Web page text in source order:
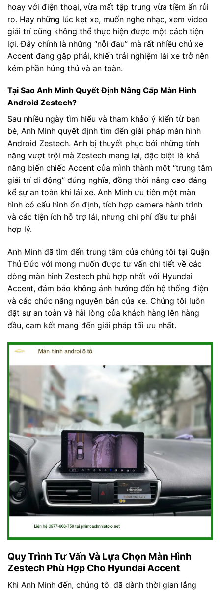
hoay với điện thoại, vừa mất tập trung vừa tiềm ẩn rủi
ro. Hay những lúc kẹt xe, muốn nghe nhạc, xem video
giải trí cũng không thể thực hiện được một cách tiện
lợi. Đây chính là những “nỗi đau” mà rất nhiều chủ xe
Accent đang gặp phải, khiến trải nghiệm lái xe trở nên
kém phần hứng thú và an toàn.
Tại Sao Anh Minh Quyết Định Nâng Cấp Màn Hình
Android Zestech?
Sau nhiều ngày tìm hiểu và tham khảo ý kiến từ bạn
bè, Anh Minh quyết định tìm đến giải pháp màn hình
Android Zestech. Anh bị thuyết phục bởi những tính
năng vượt trội mà Zestech mang lại, đặc biệt là khả
năng biến chiếc Accent của mình thành một “trung tâm
giải trí di động” đúng nghĩa, đồng thời nâng cao đáng
kể sự an toàn khi lái xe. Anh Minh ưu tiên một màn
hình có cấu hình ổn định, tích hợp camera hành trình
và các tiện ích hỗ trợ lái, nhưng chi phí đầu tư phải
hợp lý.
Anh Minh đã tìm đến trung tâm của chúng tôi tại Quận
Thủ Đức với mong muốn được tư vấn chi tiết về các
dòng màn hình Zestech phù hợp nhất với Hyundai
Accent, đảm bảo không ảnh hưởng đến hệ thống điện
và các chức năng nguyên bản của xe. Chúng tôi luôn
đặt sự an toàn và hài lòng của khách hàng lên hàng
đầu, cam kết mang đến giải pháp tối ưu nhất.
Quy Trình Tư Vấn Và Lựa Chọn Màn Hình
Zestech Phù Hợp Cho Hyundai Accent
Khi Anh Minh đến, chúng tôi đã dành thời gian lắng